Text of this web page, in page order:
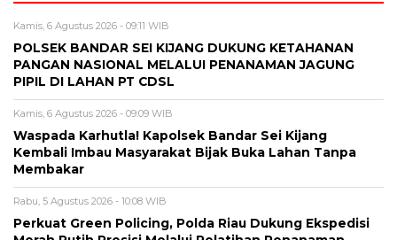
Kamis, 6 Agustus 2026 - 09:11 WIB
POLSEK BANDAR SEI KIJANG DUKUNG KETAHANAN
PANGAN NASIONAL MELALUI PENANAMAN JAGUNG
PIPIL DI LAHAN PT CDSL
Kamis, 6 Agustus 2026 - 09:09 WIB
Waspada Karhutla! Kapolsek Bandar Sei Kijang
Kembali Imbau Masyarakat Bijak Buka Lahan Tanpa
Membakar
Rabu, 5 Agustus 2026 - 10:08 WIB
Perkuat Green Policing, Polda Riau Dukung Ekspedisi